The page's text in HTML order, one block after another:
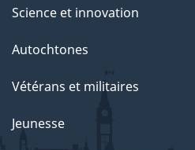
Science et innovation
Autochtones
Vétérans et militaires
Jeunesse